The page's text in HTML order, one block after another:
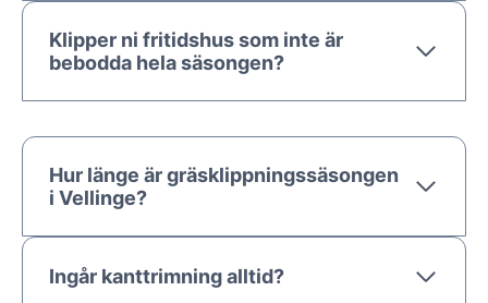
Klipper ni fritidshus som inte är
bebodda hela säsongen?
Hur länge är gräsklippningssäsongen
i Vellinge?
Ingår kanttrimning alltid?